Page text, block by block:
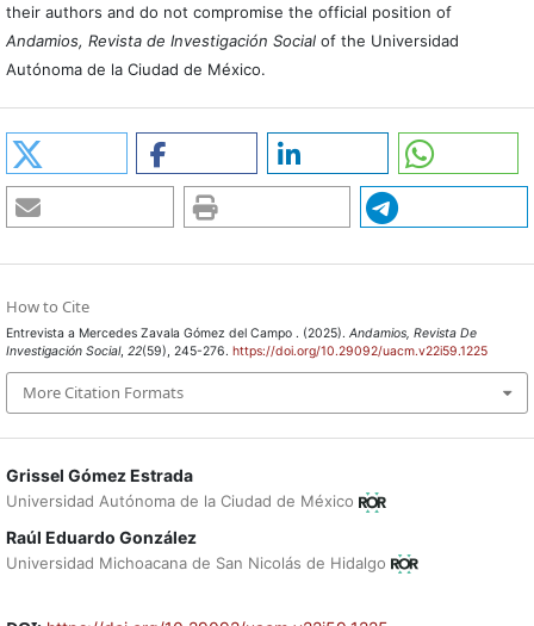
Grissel Gómez Estrada
Universidad Autónoma de la Ciudad de México
Raúl Eduardo González
Universidad Michoacana de San Nicolás de Hidalgo
their authors and do not compromise the official position of
Andamios, Revista de Investigación Social of the Universidad
Autónoma de la Ciudad de México.
How to Cite
Entrevista a Mercedes Zavala Gómez del Campo . (2025). Andamios, Revista De
Investigación Social, 22(59), 245-276. https://doi.org/10.29092/uacm.v22i59.1225
More Citation Formats